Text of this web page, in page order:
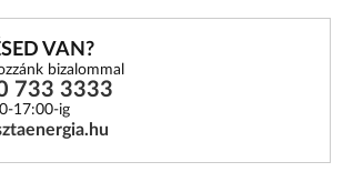
VAN?
bizalommal
733 3333
17:00-ig